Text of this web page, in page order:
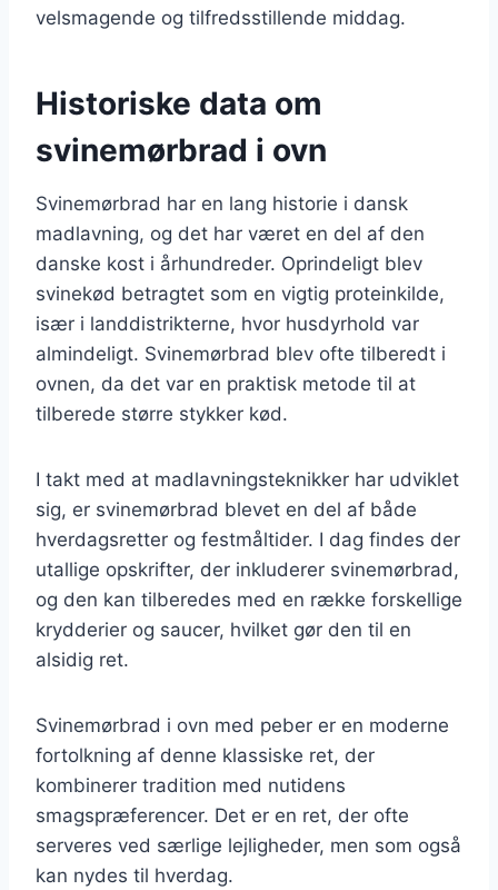
velsmagende og tilfredsstillende middag.
Historiske data om
svinemørbrad i ovn
Svinemørbrad har en lang historie i dansk
madlavning, og det har været en del af den
danske kost i århundreder. Oprindeligt blev
svinekød betragtet som en vigtig proteinkilde,
især i landdistrikterne, hvor husdyrhold var
almindeligt. Svinemørbrad blev ofte tilberedt i
ovnen, da det var en praktisk metode til at
tilberede større stykker kød.
I takt med at madlavningsteknikker har udviklet
sig, er svinemørbrad blevet en del af både
hverdagsretter og festmåltider. I dag findes der
utallige opskrifter, der inkluderer svinemørbrad,
og den kan tilberedes med en række forskellige
krydderier og saucer, hvilket gør den til en
alsidig ret.
Svinemørbrad i ovn med peber er en moderne
fortolkning af denne klassiske ret, der
kombinerer tradition med nutidens
smagspræferencer. Det er en ret, der ofte
serveres ved særlige lejligheder, men som også
kan nydes til hverdag.